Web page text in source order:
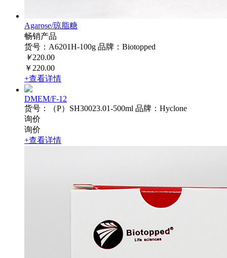
Agarose/琼脂糖
畅销产品
货号：A6201H-100g 品牌：Biotopped
￥220.00
￥220.00
+查看详情
DMEM/F-12
货号：（P）SH30023.01-500ml 品牌：Hyclone
询价
询价
+查看详情